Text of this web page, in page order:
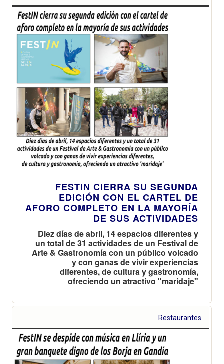
FESTIN CIERRA SU SEGUNDA
EDICIÓN CON EL CARTEL DE
AFORO COMPLETO EN LA MAYORÍA
DE SUS ACTIVIDADES
Diez días de abril, 14 espacios diferentes y
un total de 31 actividades de un Festival de
Arte & Gastronomía con un público volcado
y con ganas de vivir experiencias
diferentes, de cultura y gastronomía,
ofreciendo un atractivo "maridaje"
Restaurantes